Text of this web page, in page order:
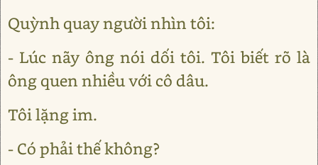
Quỳnh quay người nhìn tôi:
- Lúc nãy ông nói dối tôi. Tôi biết rõ là
ông quen nhiều với cô dâu.
Tôi lặng im.
- Có phải thế không?